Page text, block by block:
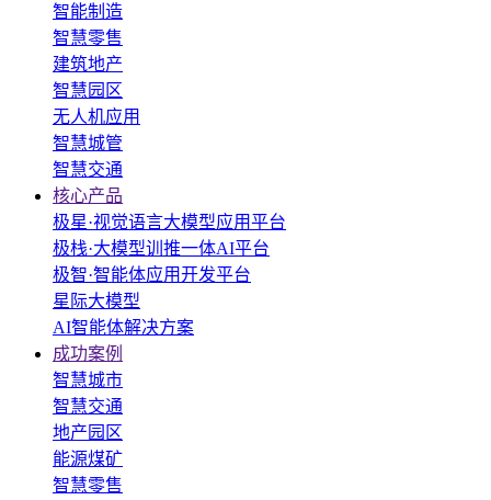
智能制造
智慧零售
建筑地产
智慧园区
无人机应用
智慧城管
智慧交通
核心产品
极星·视觉语言大模型应用平台
极栈·大模型训推一体AI平台
极智·智能体应用开发平台
星际大模型
AI智能体解决方案
成功案例
智慧城市
智慧交通
地产园区
能源煤矿
智慧零售